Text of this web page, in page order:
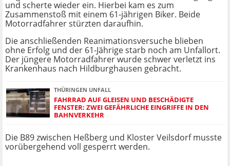
und scherte wieder ein. Hierbei kam es zum
Zusammenstoß mit einem 61-jährigen Biker. Beide
Motorradfahrer stürzten daraufhin.
Die anschließenden Reanimationsversuche blieben
ohne Erfolg und der 61-Jährige starb noch am Unfallort.
Der jüngere Motorradfahrer wurde schwer verletzt ins
Krankenhaus nach Hildburghausen gebracht.
THÜRINGEN UNFALL
FAHRRAD AUF GLEISEN UND BESCHÄDIGTE
FENSTER: ZWEI GEFÄHRLICHE EINGRIFFE IN DEN
BAHNVERKEHR
Die B89 zwischen Heßberg und Kloster Veilsdorf musste
vorübergehend voll gesperrt werden.